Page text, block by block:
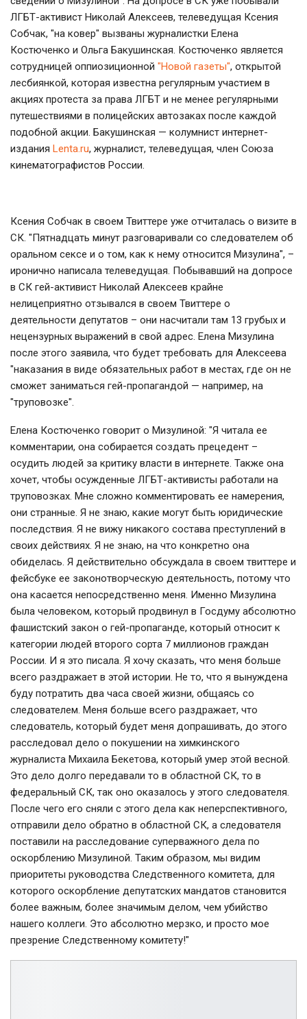
ЛГБТ-активист Николай Алексеев, телеведущая Ксения
Собчак, "на ковер" вызваны журналистки Елена
Костюченко и Ольга Бакушинская. Костюченко является
сотрудницей оппиозиционной "Новой газеты", открытой
лесбиянкой, которая известна регулярным участием в
акциях протеста за права ЛГБТ и не менее регулярными
путешествиями в полицейских автозаках после каждой
подобной акции. Бакушинская — колумнист интернет-
издания Lenta.ru, журналист, телеведущая, член Союза
кинематографистов России.
Ксения Собчак в своем Твиттере уже отчиталась о визите в
СК. "Пятнадцать минут разговаривали со следователем об
оральном сексе и о том, как к нему относится Мизулина", –
иронично написала телеведущая. Побывавший на допросе
в СК гей-активист Николай Алексеев крайне
нелицеприятно отзывался в своем Твиттере о
деятельности депутатов – они насчитали там 13 грубых и
нецензурных выражений в свой адрес. Елена Мизулина
после этого заявила, что будет требовать для Алексеева
"наказания в виде обязательных работ в местах, где он не
сможет заниматься гей-пропагандой — например, на
"труповозке".
Елена Костюченко говорит о Мизулиной: "Я читала ее
комментарии, она собирается создать прецедент –
осудить людей за критику власти в интернете. Также она
хочет, чтобы осужденные ЛГБТ-активисты работали на
труповозках. Мне сложно комментировать ее намерения,
они странные. Я не знаю, какие могут быть юридические
последствия. Я не вижу никакого состава преступлений в
своих действиях. Я не знаю, на что конкретно она
обиделась. Я действительно обсуждала в своем твиттере и
фейсбуке ее законотворческую деятельность, потому что
она касается непосредственно меня. Именно Мизулина
была человеком, который продвинул в Госдуму абсолютно
фашистский закон о гей-пропаганде, который относит к
категории людей второго сорта 7 миллионов граждан
России. И я это писала. Я хочу сказать, что меня больше
всего раздражает в этой истории. Не то, что я вынуждена
буду потратить два часа своей жизни, общаясь со
следователем. Меня больше всего раздражает, что
следователь, который будет меня допрашивать, до этого
расследовал дело о покушении на химкинского
журналиста Михаила Бекетова, который умер этой весной.
Это дело долго передавали то в областной СК, то в
федеральный СК, так оно оказалось у этого следователя.
После чего его сняли с этого дела как неперспективного,
отправили дело обратно в областной СК, а следователя
поставили на расследование суперважного дела по
оскорблению Мизулиной. Таким образом, мы видим
приоритеты руководства Следственного комитета, для
которого оскорбление депутатских мандатов становится
более важным, более значимым делом, чем убийство
нашего коллеги. Это абсолютно мерзко, и просто мое
презрение Следственному комитету!"